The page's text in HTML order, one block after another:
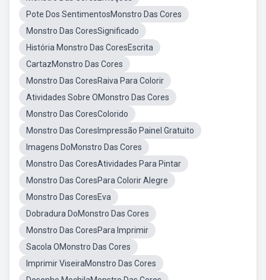
Pote Dos SentimentosMonstro Das Cores
Monstro Das CoresSignificado
História Monstro Das CoresEscrita
CartazMonstro Das Cores
Monstro Das CoresRaiva Para Colorir
Atividades Sobre OMonstro Das Cores
Monstro Das CoresColorido
Monstro Das CoresImpressão Painel Gratuito
Imagens DoMonstro Das Cores
Monstro Das CoresAtividades Para Pintar
Monstro Das CoresPara Colorir Alegre
Monstro Das CoresEva
Dobradura DoMonstro Das Cores
Monstro Das CoresPara Imprimir
Sacola OMonstro Das Cores
Imprimir ViseiraMonstro Das Cores